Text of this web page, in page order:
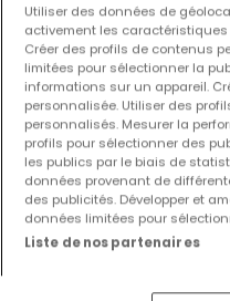
Lotissement à vendre à
De 491 130 €à1
De 0 à 281m²
Utiliser des données de
activement les caractéristiques
Créer des profils de contenus
limitées pour sélectionner la
informations sur un appareil.
personnalisée. Utiliser des
personnalisés. Mesurer la
profils pour sélectionner des
les publics par le biais de
données provenant de
des publicités. Développer et
données limitées pour
Liste de nos partenaires